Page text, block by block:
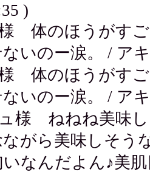
)
体のほうがすご
いのー涙。 / ア
体のほうがすご
いのー涙。 / ア
様 ねねね美味し
がら美味しそう
なんだよん♪美